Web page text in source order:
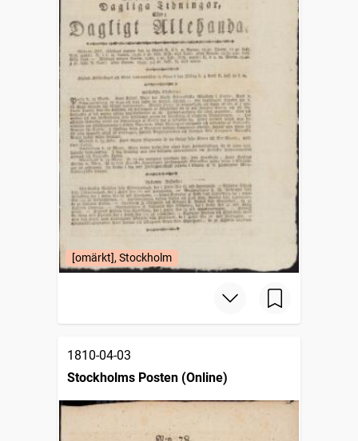
[omärkt], Stockholm
1810-04-03
Stockholms Posten (Online)